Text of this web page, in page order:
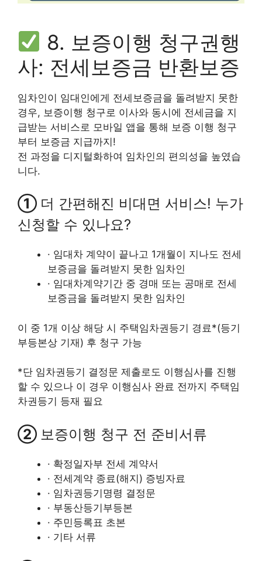
8. 보증이행 청구권행
사: 전세보증금 반환보증
임차인이 임대인에게 전세보증금을 돌려받지 못한
경우, 보증이행 청구로 이사와 동시에 전세금을 지
급받는 서비스로 모바일 앱을 통해 보증 이행 청구
부터 보증금 지급까지!
전 과정을 디지털화하여 임차인의 편의성을 높였습
니다.
① 더 간편해진 비대면 서비스! 누가
신청할 수 있나요?
· 임대차 계약이 끝나고 1개월이 지나도 전세
보증금을 돌려받지 못한 임차인
· 임대차계약기간 중 경매 또는 공매로 전세
보증금을 돌려받지 못한 임차인
이 중 1개 이상 해당 시 주택임차권등기 경료*(등기
부등본상 기재) 후 청구 가능
*단 임차권등기 결정문 제출로도 이행심사를 진행
할 수 있으나 이 경우 이행심사 완료 전까지 주택임
차권등기 등재 필요
② 보증이행 청구 전 준비서류
· 확정일자부 전세 계약서
· 전세계약 종료(해지) 증빙자료
· 임차권등기명령 결정문
· 부동산등기부등본
· 주민등록표 초본
· 기타 서류